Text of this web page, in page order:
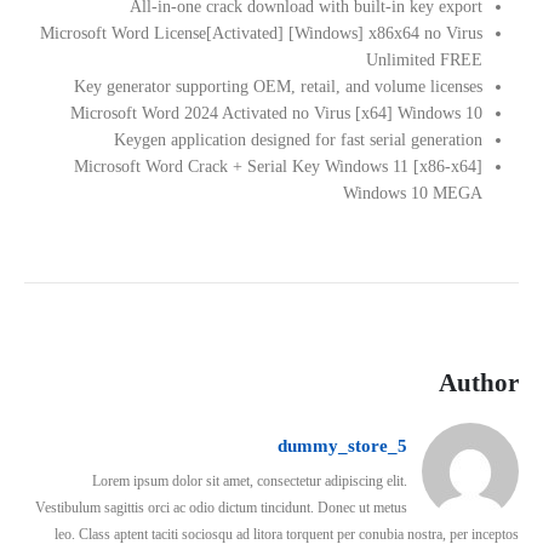
All-in-one crack download with built-in key export
Microsoft Word License[Activated] [Windows] x86x64 no Virus
Unlimited FREE
Key generator supporting OEM, retail, and volume licenses
Microsoft Word 2024 Activated no Virus [x64] Windows 10
Keygen application designed for fast serial generation
Microsoft Word Crack + Serial Key Windows 11 [x86-x64]
Windows 10 MEGA
Author
dummy_store_5
Lorem ipsum dolor sit amet, consectetur adipiscing elit.
Vestibulum sagittis orci ac odio dictum tincidunt. Donec ut metus
leo. Class aptent taciti sociosqu ad litora torquent per conubia nostra, per inceptos